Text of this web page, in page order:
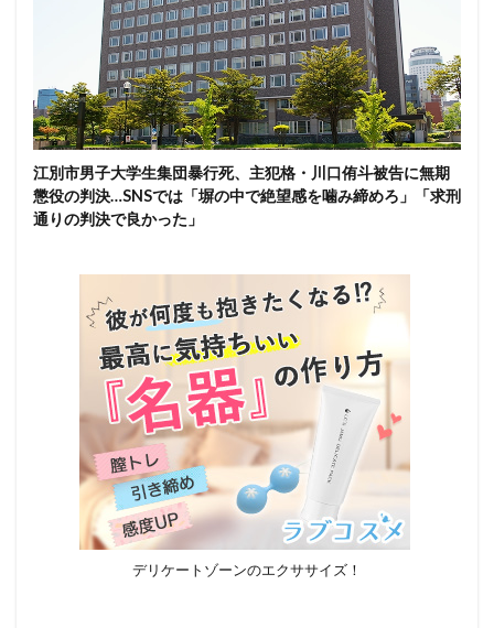
江別市男子大学生集団暴行死、主犯格・川口侑斗被告に無期
懲役の判決…SNSでは「塀の中で絶望感を噛み締めろ」「求刑
通りの判決で良かった」
デリケートゾーンのエクササイズ！